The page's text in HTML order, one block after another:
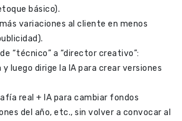
básico).
variaciones al cliente en menos
“técnico” a “director creativo”:
luego dirige la IA para crear versiones
real + IA para cambiar fondos
del año, etc., sin volver a convocar al